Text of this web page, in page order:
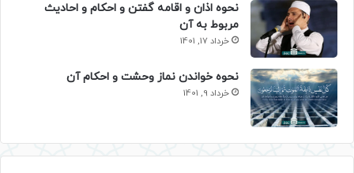
نحوه اذان و اقامه گفتن و احکام و احادیث
مربوط به آن
خرداد 17, 1401
نحوه خواندن نماز وحشت و احکام آن
خرداد 9, 1401